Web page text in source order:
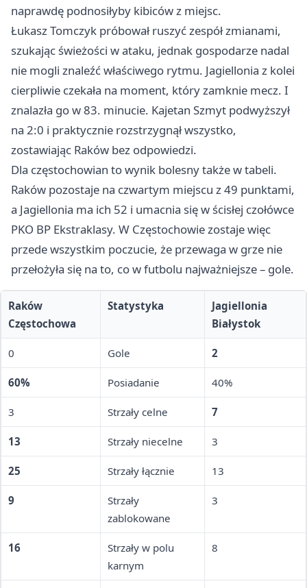
naprawdę podnosiłyby kibiców z miejsc.
Łukasz Tomczyk próbował ruszyć zespół zmianami,
szukając świeżości w ataku, jednak gospodarze nadal
nie mogli znaleźć właściwego rytmu. Jagiellonia z kolei
cierpliwie czekała na moment, który zamknie mecz. I
znalazła go w 83. minucie. Kajetan Szmyt podwyższył
na 2:0 i praktycznie rozstrzygnął wszystko,
zostawiając Raków bez odpowiedzi.
Dla częstochowian to wynik bolesny także w tabeli.
Raków pozostaje na czwartym miejscu z 49 punktami,
a Jagiellonia ma ich 52 i umacnia się w ścisłej czołówce
PKO BP Ekstraklasy. W Częstochowie zostaje więc
przede wszystkim poczucie, że przewaga w grze nie
przełożyła się na to, co w futbolu najważniejsze – gole.
Raków
Częstochowa
Statystyka
Jagiellonia
Białystok
0 Gole 2
60% Posiadanie 40%
3 Strzały celne 7
13 Strzały niecelne 3
25 Strzały łącznie 13
9
Strzały
zablokowane
3
16
Strzały w polu
karnym
8